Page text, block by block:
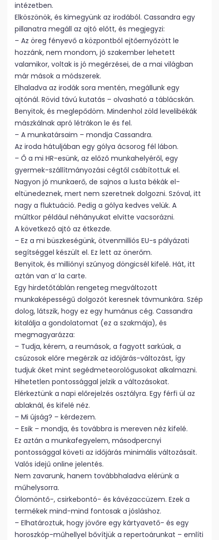
intézetben.
Elköszönök, és kimegyünk az irodából. Cassandra egy
pillanatra megáll az ajtó előtt, és megjegyzi:
– Az öreg fényevő a központból ejtőernyőzött le
hozzánk, nem mondom, jó szakember lehetett
valamikor, voltak is jó megérzései, de a mai világban
már mások a módszerek.
Elhaladva az irodák sora mentén, megállunk egy
ajtónál. Rövid távú kutatás – olvasható a táblácskán.
Benyitok, és meglepődöm. Mindenhol zöld levelibékák
mászkálnak apró létrákon le és fel.
– A munkatársaim – mondja Cassandra.
Az iroda hátuljában egy gólya ácsorog fél lábon.
– Ő a mi HR-esünk, az előző munkahelyéről, egy
gyermek-szállítmányozási cégtől csábítottuk el.
Nagyon jó munkaerő, de sajnos a lusta békák el-
eltünedeznek, mert nem szeretnek dolgozni. Szóval, itt
nagy a fluktuáció. Pedig a gólya kedves velük. A
múltkor például néhányukat elvitte vacsorázni.
A következő ajtó az étkezde.
– Ez a mi büszkeségünk, ötvenmilliós EU-s pályázati
segítséggel készült el. Ez lett az önerőm.
Benyitok, és milliónyi szúnyog döngicsél kifelé. Hát, itt
aztán van a’ la carte.
Egy hirdetőtáblán rengeteg megváltozott
munkaképességű dolgozót keresnek távmunkára. Szép
dolog, látszik, hogy ez egy humánus cég. Cassandra
kitalálja a gondolatomat (ez a szakmája), és
megmagyarázza:
– Tudja, kérem, a reumások, a fagyott sarkúak, a
csúzosok előre megérzik az időjárás-változást, így
tudjuk őket mint segédmeteorológusokat alkalmazni.
Hihetetlen pontossággal jelzik a változásokat.
Elérkeztünk a napi előrejelzés osztályra. Egy férfi ül az
ablaknál, és kifelé néz.
– Mi újság? – kérdezem.
– Esik – mondja, és továbbra is mereven néz kifelé.
Ez aztán a munkafegyelem, másodpercnyi
pontossággal követi az időjárás minimális változásait.
Valós idejű online jelentés.
Nem zavarunk, hanem továbbhaladva elérünk a
műhelysorra.
Ólomöntő-, csirkebontó- és kávézaccüzem. Ezek a
termékek mind-mind fontosak a jósláshoz.
– Elhatároztuk, hogy jövőre egy kártyavető- és egy
horoszkóp-műhellyel bővítjük a repertoárunkat – említi